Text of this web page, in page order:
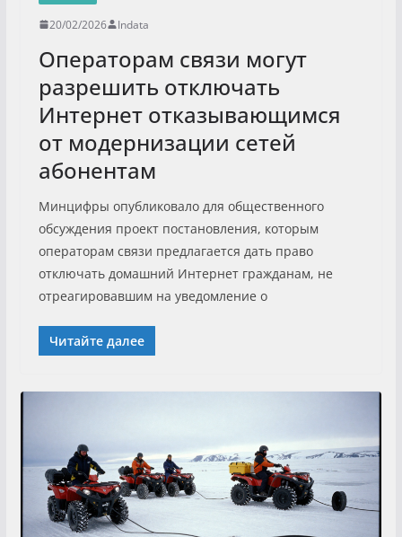
20/02/2026 Indata
Операторам связи могут
разрешить отключать
Интернет отказывающимся
от модернизации сетей
абонентам
Минцифры опубликовало для общественного
обсуждения проект постановления, которым
операторам связи предлагается дать право
отключать домашний Интернет гражданам, не
отреагировавшим на уведомление о
Читайте далее